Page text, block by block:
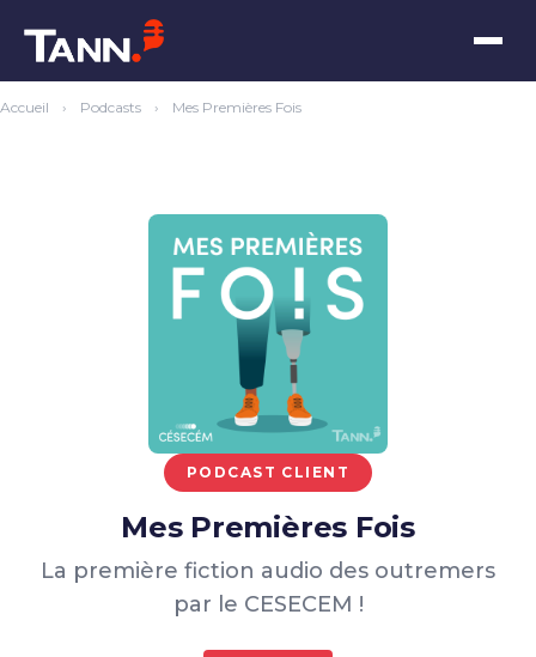
Accueil › Podcasts › Mes Premières Fois
PODCAST CLIENT
Mes Premières Fois
La première fiction audio des outremers
par le CESECEM !